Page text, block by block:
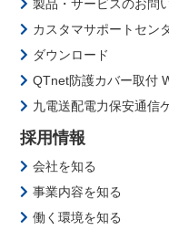
製品・サービスのお問
カスタマサポートセン
ダウンロード
QTnet防護カバー取付
九電送配電力保安通信
採用情報
会社を知る
事業内容を知る
働く環境を知る